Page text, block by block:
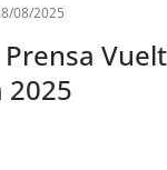
08/2025
2025